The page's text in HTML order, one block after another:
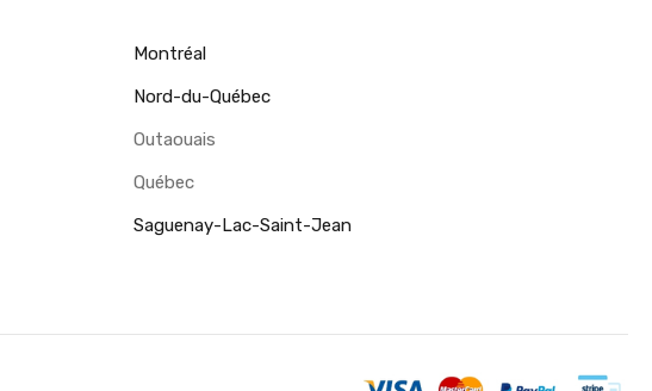
Montréal
Nord-du-Québec
Outaouais
Québec
Saguenay-Lac-Saint-Jean